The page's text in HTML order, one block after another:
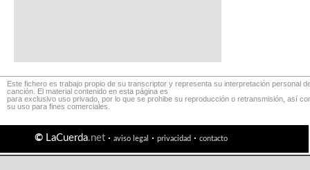
Este fichero es trabajo propio de su transcriptor y representa su interpretación personal
canción. El material contenido en esta página es
para exclusivo uso privado, por lo que se prohibe su reproducción o retransmisión, así
su uso para fines comerciales.
© LaCuerda.net · aviso legal · privacidad · contacto